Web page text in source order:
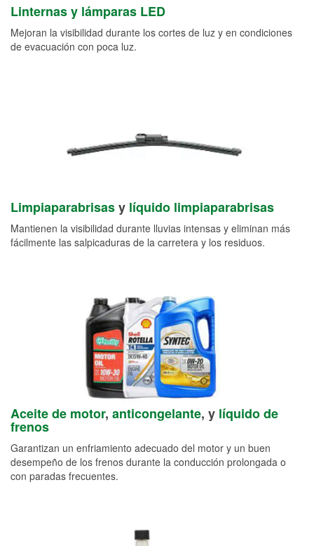
Linternas y lámparas LED
Mejoran la visibilidad durante los cortes de luz y en condiciones
de evacuación con poca luz.
Limpiaparabrisasy líquido limpiaparabrisas
Mantienen la visibilidad durante lluvias intensas y eliminan más
fácilmente las salpicaduras de la carretera y los residuos.
Aceite de motor, anticongelante, y líquido de
frenos
Garantizan un enfriamiento adecuado del motor y un buen
desempeño de los frenos durante la conducción prolongada o
con paradas frecuentes.